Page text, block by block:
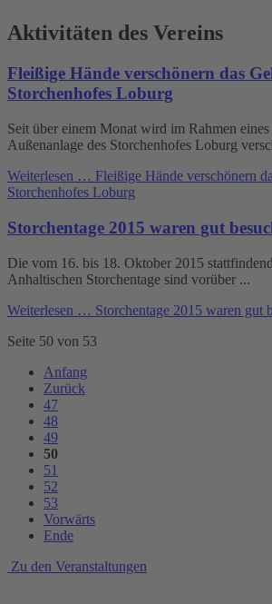
Aktivitäten des Vereins
Fleißige Hände verschönern das
Storchenhofes Loburg
Seit über einem Monat wird im Rahmen
Außenanlage des Storchenhofes Loburg
Weiterlesen … Fleißige Hände verschönern
Storchenhofes Loburg
Storchentage 2015 waren gut
Die vom 16. bis 18. Oktober 2015
Anhaltischen Storchentage sind vorüber ...
Weiterlesen … Storchentage 2015 waren gut
Seite 50 von 53
Anfang
Zurück
47
48
49
50
51
52
53
Vorwärts
Ende
Zu den Veranstaltungen